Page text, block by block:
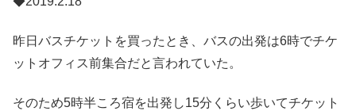
昨日バスチケットを買ったとき、バスの出発は6時でチケ
ットオフィス前集合だと言われていた。
そのため5時半ころ宿を出発し15分くらい歩いてチケット